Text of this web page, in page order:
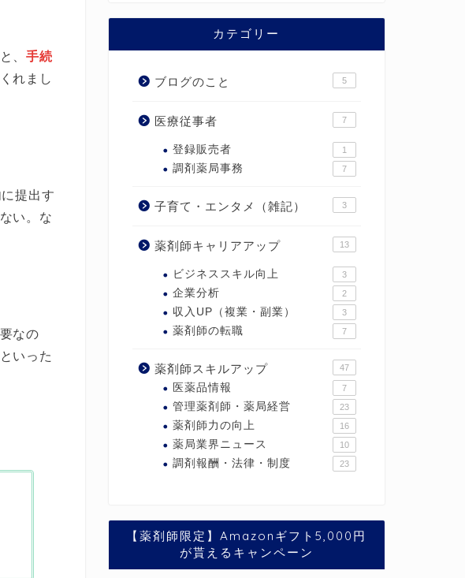
、手続
れまし
提出す
い。な
なの
いった
カテゴリー
ブログのこと 5
医療従事者 7
登録販売者 1
調剤薬局事務 7
子育て・エンタメ（雑記） 3
薬剤師キャリアアップ 13
ビジネススキル向上 3
企業分析 2
収入UP（複業・副業） 3
薬剤師の転職 7
薬剤師スキルアップ 47
医薬品情報 7
管理薬剤師・薬局経営 23
薬剤師力の向上 16
薬局業界ニュース 10
調剤報酬・法律・制度 23
【薬剤師限定】Amazonギフト5,000円
が貰えるキャンペーン